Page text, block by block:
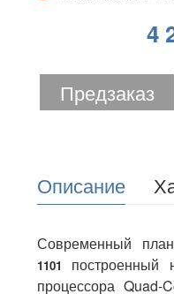
4
Предзаказ
Описание
Современный
1101
построенный
процессора